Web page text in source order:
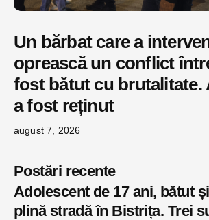
Un bărbat care a
oprească un conflict
fost bătut cu brutalitate.
a fost reținut
august 7, 2026
Postări recente
Adolescent de 17 ani, bătut
plină stradă în Bistrița. Trei